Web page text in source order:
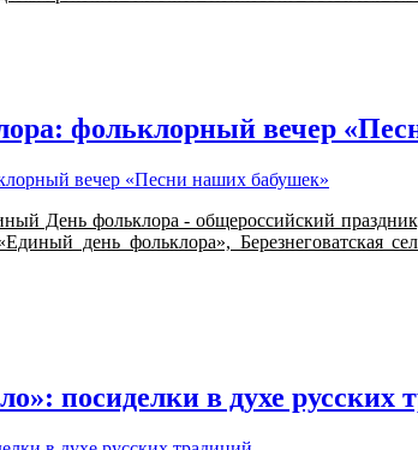
фольклорный вечер
День фольклора - общероссийский
день фольклора», Березнеговатская
посиделки в духе русских